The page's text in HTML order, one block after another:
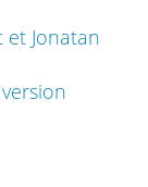
et Jonatan
version